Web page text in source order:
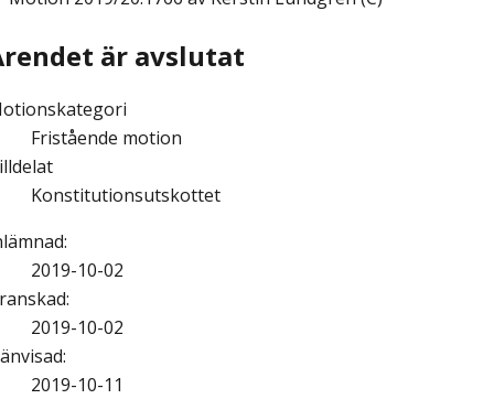
är avslutat
Fristående motion
Konstitutionsutskottet
:
2019-10-02
:
2019-10-02
:
2019-10-11